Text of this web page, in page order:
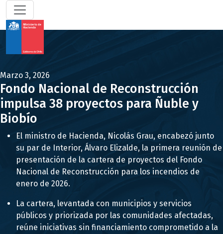
Marzo 3, 2026
Fondo Nacional de Reconstrucción
impulsa 38 proyectos para Ñuble y
Biobío
El ministro de Hacienda, Nicolás Grau, encabezó junto
su par de Interior, Álvaro Elizalde, la primera reunión de
presentación de la cartera de proyectos del Fondo
Nacional de Reconstrucción para los incendios de
enero de 2026.
La cartera, levantada con municipios y servicios
públicos y priorizada por las comunidades afectadas,
reúne iniciativas sin financiamiento comprometido a la